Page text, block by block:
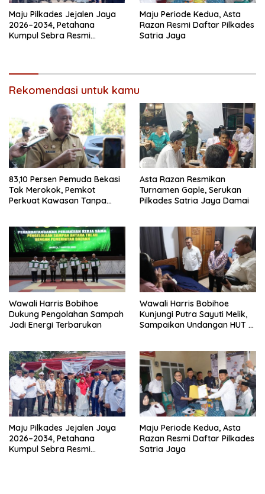
Maju Pilkades Jejalen Jaya
2026–2034, Petahana
Kumpul Sebra Resmi
Maju Periode Kedua, Asta
Razan Resmi Daftar Pilkades
Satria Jaya
Rekomendasi untuk kamu
83,10 Persen Pemuda Bekasi
Tak Merokok, Pemkot
Perkuat Kawasan Tanpa
Asta Razan Resmikan
Turnamen Gaple, Serukan
Pilkades Satria Jaya Damai
Wawali Harris Bobihoe
Dukung Pengolahan Sampah
Jadi Energi Terbarukan
Wawali Harris Bobihoe
Kunjungi Putra Sayuti Melik,
Sampaikan Undangan HUT RI
Maju Pilkades Jejalen Jaya
2026–2034, Petahana
Kumpul Sebra Resmi
Maju Periode Kedua, Asta
Razan Resmi Daftar Pilkades
Satria Jaya